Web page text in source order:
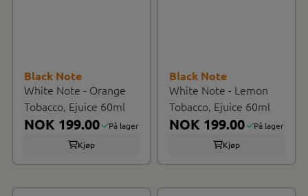
Black Note
White Note - Orange
Tobacco, Ejuice 60ml
NOK 199.00
På lager
Kjøp
Black Note
White Note - Lemon
Tobacco, Ejuice 60ml
NOK 199.00
På lager
Kjøp